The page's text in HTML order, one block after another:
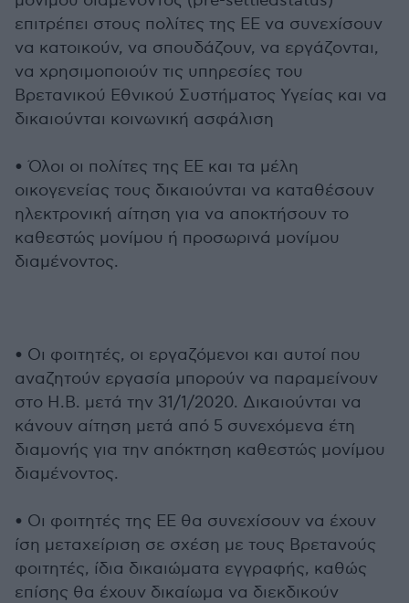
επιτρέπει στους πολίτες της ΕΕ να συνεχίσουν
να κατοικούν, να σπουδάζουν, να εργάζονται,
να χρησιμοποιούν τις υπηρεσίες του
Βρετανικού Εθνικού Συστήματος Υγείας και να
δικαιούνται κοινωνική ασφάλιση
• Όλοι οι πολίτες της ΕΕ και τα μέλη
οικογενείας τους δικαιούνται να καταθέσουν
ηλεκτρονική αίτηση για να αποκτήσουν το
καθεστώς μονίμου ή προσωρινά μονίμου
διαμένοντος.
• Οι φοιτητές, οι εργαζόμενοι και αυτοί που
αναζητούν εργασία μπορούν να παραμείνουν
στο Η.Β. μετά την 31/1/2020. Δικαιούνται να
κάνουν αίτηση μετά από 5 συνεχόμενα έτη
διαμονής για την απόκτηση καθεστώς μονίμου
διαμένοντος.
• Οι φοιτητές της ΕΕ θα συνεχίσουν να έχουν
ίση μεταχείριση σε σχέση με τους Βρετανούς
φοιτητές, ίδια δικαιώματα εγγραφής, καθώς
επίσης θα έχουν δικαίωμα να διεκδικούν